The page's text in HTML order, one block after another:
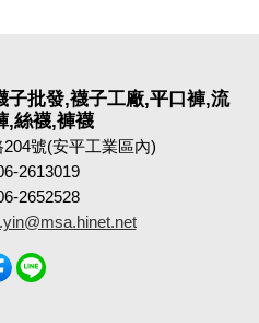
子批發,襪子工廠,平口褲,流
,絲襪,褲襪
號(安平工業區內)
2613019
2652528